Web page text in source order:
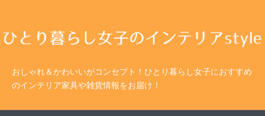
おしゃれ＆かわいいがコンセプト！ひとり暮らし女子におすすめ
のインテリア家具や雑貨情報をお届け！